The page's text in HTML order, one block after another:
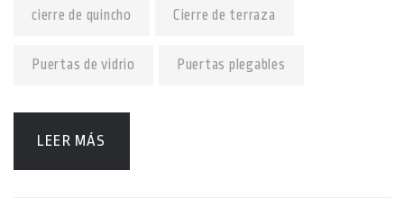
cierre de quincho Cierre de terraza
Puertas de vidrio Puertas plegables
LEER MÁS